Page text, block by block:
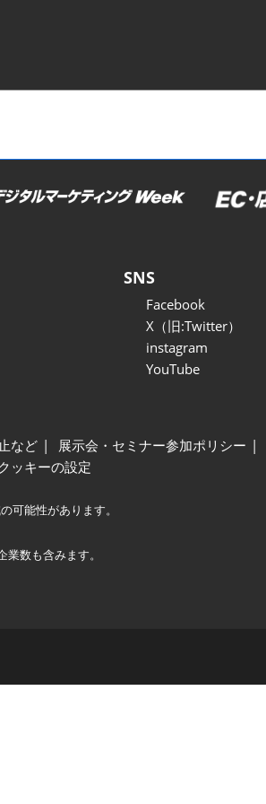
SNS
Facebook
X（旧:Twitter）
instagram
YouTube
など 展示会・セミナー参加ポリシー
クッキーの設定
可能性があります。
数も含みます。